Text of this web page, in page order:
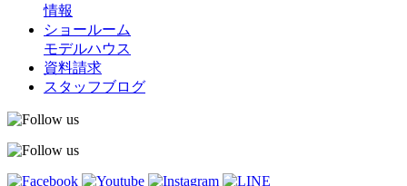
情報
ショールーム
モデルハウス
資料請求
スタッフブログ